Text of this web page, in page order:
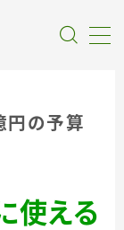
円の予算
使える